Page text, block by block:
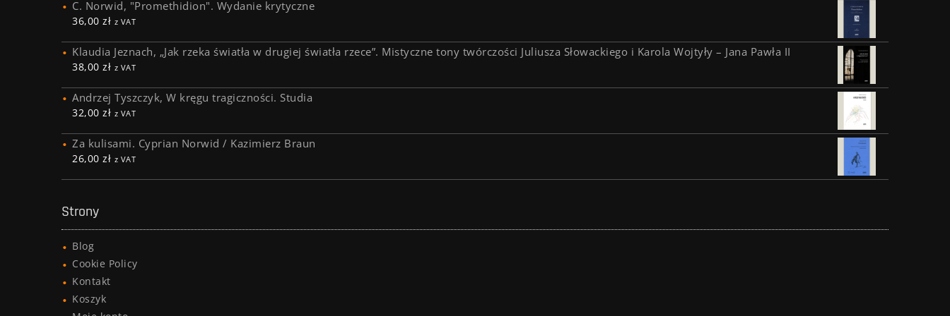
C. Norwid, "Promethidion". Wydanie krytyczne
36,00 zł z VAT
Klaudia Jeznach, „Jak rzeka światła w drugiej światła rzece”. Mistyczne tony twórczości Juliusza Słowackiego i Karola Wojtyły – Jana Pawła II
38,00 zł z VAT
Andrzej Tyszczyk, W kręgu tragiczności. Studia
32,00 zł z VAT
Za kulisami. Cyprian Norwid / Kazimierz Braun
26,00 zł z VAT
Strony
Blog
Cookie Policy
Kontakt
Koszyk